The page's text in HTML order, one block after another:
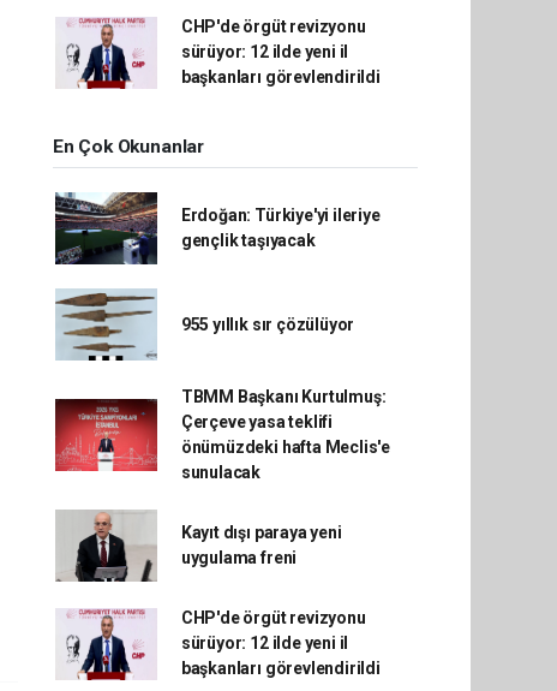
CHP'de örgüt revizyonu
sürüyor: 12 ilde yeni il
başkanları görevlendirildi
En Çok Okunanlar
Erdoğan: Türkiye'yi ileriye
gençlik taşıyacak
955 yıllık sır çözülüyor
TBMM Başkanı Kurtulmuş:
Çerçeve yasa teklifi
önümüzdeki hafta Meclis'e
sunulacak
Kayıt dışı paraya yeni
uygulama freni
CHP'de örgüt revizyonu
sürüyor: 12 ilde yeni il
başkanları görevlendirildi